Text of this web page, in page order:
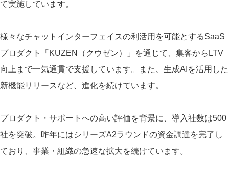
て実施しています。
様々なチャットインターフェイスの利活用を可能とするSaaS
プロダクト「KUZEN（クウゼン）」を通じて、集客からLTV
向上まで一気通貫で支援しています。また、生成AIを活用した
新機能リリースなど、進化を続けています。
プロダクト・サポートへの高い評価を背景に、導入社数は500
社を突破。昨年にはシリーズA2ラウンドの資金調達を完了し
ており、事業・組織の急速な拡大を続けています。